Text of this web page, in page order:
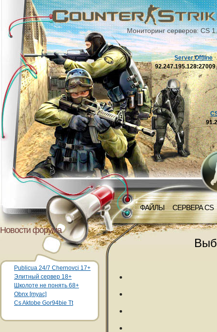
Мониторинг серверов: CS
ФАЙЛЫ СЕРВЕРА CS
Server Offline
92.247.195.128:27009
Новости форума
Publicua 24/7 Chernovci 17+
Элитный сервер 18+
Школоте не понять 68+
Obnx [myac]
Cs Aktobe Gor94bie Tt